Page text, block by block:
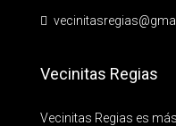
Vecinitas Regias
Vecinitas Regias es